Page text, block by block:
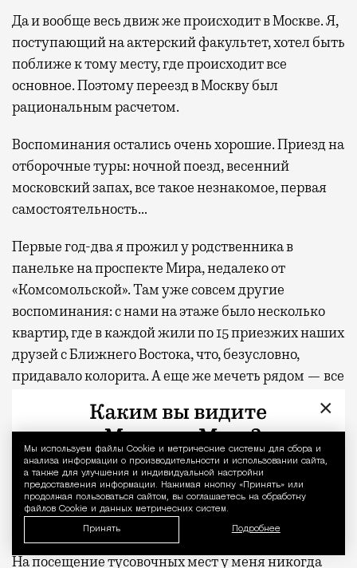
Уведомление
Мы используем файлы Сookie и метрические системы для сбора и
анализа информации о производительности и использовании сайта,
а также для улучшения и индивидуальной настройки
предоставления информации. Нажимая кнопку «Принять» или
продолжая пользоваться сайтом, вы соглашаетесь на обработку
файлов Cookie и данных метрических систем.
Принять Подробнее
Да и вообще весь движ же происходит в Москве. Я,
поступающий на актерский факультет, хотел быть
поближе к тому месту, где происходит все
основное. Поэтому переезд в Москву был
рациональным расчетом.
Воспоминания остались очень хорошие. Приезд на
отборочные туры: ночной поезд, весенний
московский запах, все такое незнакомое, первая
самостоятельность…
Первые год-два я прожил у родственника в
панельке на проспекте Мира, недалеко от
«Комсомольской». Там уже совсем другие
воспоминания: с нами на этаже было несколько
квартир, где в каждой жили по 15 приезжих наших
друзей с Ближнего Востока, что, безусловно,
придавало колорита. А еще же мечеть рядом — все
Мои любимые районы…
Вся моя жизнь и воспоминания были связаны с
Камергерским переулком и со всем, что вокруг
него. Сейчас я живу здесь, и мне тут хорошо.
На посещение тусовочных мест у меня никогда
×